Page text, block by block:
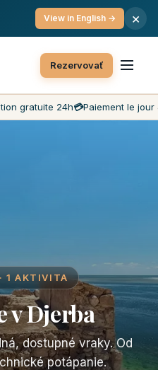
Najnižšie ceny na trhu
Rezervovať
gratuite 24h💳Paiement le jour
1 AKTIVITA
v Djerba
dostupné vraky. Od
potápanie.
View in English → ×